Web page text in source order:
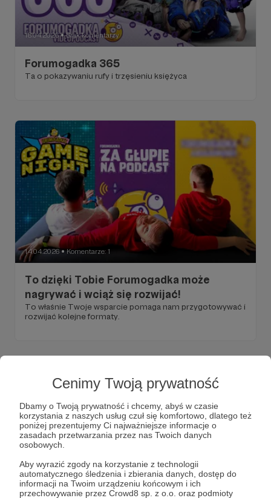
Cenimy Twoją prywatność
Dbamy o Twoją prywatność i chcemy, abyś w czasie
korzystania z naszych usług czuł się komfortowo, dlatego też
poniżej prezentujemy Ci najważniejsze informacje o
zasadach przetwarzania przez nas Twoich danych
osobowych.
Aby wyrazić zgody na korzystanie z technologii
automatycznego śledzenia i zbierania danych, dostęp do
informacji na Twoim urządzeniu końcowym i ich
przechowywanie przez Crowd8 sp. z o.o. oraz podmioty
18.04.2026 ● Brak komentarzy
Forumogadka 365
Ta o pokazywaniu rufy i trzęsieniu księżyca
14.04.2026 ● Komentarze: 1
To dzięki Tobie Forumogadka może
nagrywać i wciąż się rozwijać!
To właśnie Twoje wsparcie pomaga nam przygotowywać i
rozwijać kolejne formaty.
04.04.2026 ● Brak komentarzy